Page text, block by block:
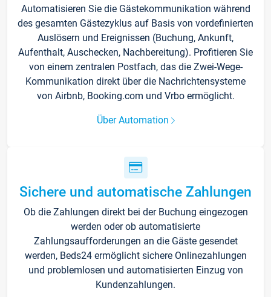
Automatisieren Sie die Gästekommunikation während
des gesamten Gästezyklus auf Basis von vordefinierten
Auslösern und Ereignissen (Buchung, Ankunft,
Aufenthalt, Auschecken, Nachbereitung). Profitieren Sie
von einem zentralen Postfach, das die Zwei-Wege-
Kommunikation direkt über die Nachrichtensysteme
von Airbnb, Booking.com und Vrbo ermöglicht.
Über Automation
Sichere und automatische Zahlungen
Ob die Zahlungen direkt bei der Buchung eingezogen
werden oder ob automatisierte
Zahlungsaufforderungen an die Gäste gesendet
werden, Beds24 ermöglicht sichere Onlinezahlungen
und problemlosen und automatisierten Einzug von
Kundenzahlungen.